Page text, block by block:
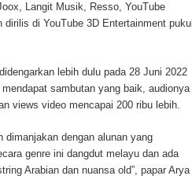
Langit Musik, Resso, YouTube
di YouTube 3D Entertainment pukul
lebih dulu pada 28 Juni 2022
sambutan yang baik, audionya
views video mencapai 200 ribu lebih.
dimanjakan dengan alunan yang
genre ini dangdut melayu dan ada
Arabian dan nuansa old”, papar Arya